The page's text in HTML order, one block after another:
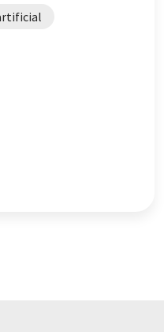
traducción
errores de
artículo original en